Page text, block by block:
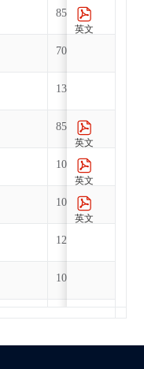
85MHz
70MHz
133MHz
85MHz
104MHz
104MHz
120MHz
104MHz
英文
英文
英文
英文